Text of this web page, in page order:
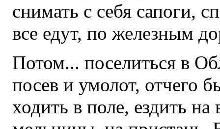
снимать с себя сапоги,
все едут, по железным
Потом... поселиться в
посев и умолот, отчего
ходить в поле, ездить